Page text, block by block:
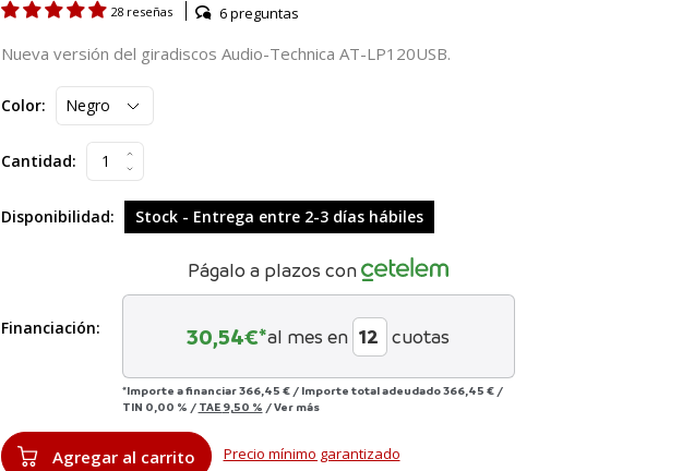
28 reseñas 6 preguntas
Nueva versión del giradiscos Audio-Technica AT-LP120USB.
Color:
Cantidad:
Disponibilidad: Stock - Entrega entre 2-3 días hábiles
Financiación:
Págalo a plazos con
30,54€*al mes en cuotas
*Importe a financiar366,45 € / Importe total adeudado366,45 €/
TIN 0,00 % / TAE 9,50 % /Ver más
Agregar al carrito Precio mínimo garantizado